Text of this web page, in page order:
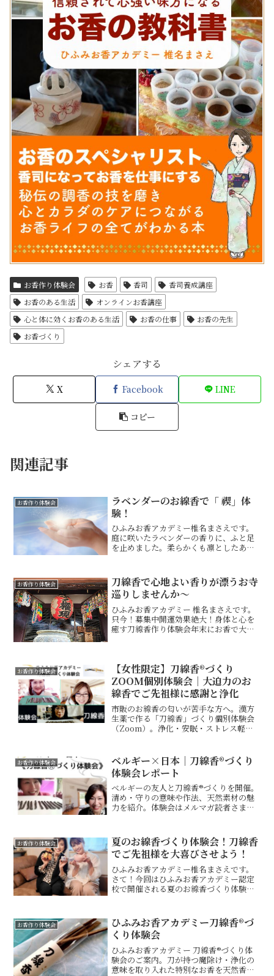
お香作り体験会 お香 香司
香司養成講座
お香のある生活
オンラインお香講座
心と体に効くお香のある生活
お香の仕事
お香の先生
お香づくり
シェアする
X Facebook LINE
コピー
関連記事
お香作り体験会
ラベンダーのお線香で「 禊」体
験！
ひふみお香アカデミー椎名まさえです。
庭に咲いたラベンダーの香りに、ふと足
を止めました。柔らかくも凛としたあの
は、そんな不思議な力があるように感じ
ました。そして、心を整える...
お香作り体験会
刀線香で心地よい香りが漂うお寺
巡りしませんか～
ひふみお香アカデミー 椎名まさえです。
只今！募集中開運効果絶大！身体と心を
癒す刀線香作り体験会年末にお香で大浄
(土)20：30...
お香作り体験会
【女性限定】刀線香®づくり
ZOOM個別体験会｜大迫力のお
線香でご先祖様に感謝と浄化
市販のお線香の匂いが苦手な方へ。漢方
生薬で作る「刀線香」づくり個別体験会
（Zoom）。浄化・安眠・ストレス軽減
お香作り体験会
ベルギー×日本｜刀線香®づくり
体験会レポート
ベルギーの友人と刀線香®づくりを開催。
清め・守りの意味や作法、天然素材の魅
力を紹介。体験会はメルマガ読者さま優
お香作り体験会
夏のお線香づくり体験会！刀線香
でご先祖様を大喜びさせよう！
ひふみお香アカデミー椎名まさえです。
さて！今回はひふみお香アカデミー認定
校で開催される夏のお線香づくり体験会
験会を紹介します。では、～恵理加先生
からのメッセージ～ま...
お香作り体験会
ひふみお香アカデミー刀線香®づ
くり体験会
ひふみお香アカデミー 刀線香®づくり体
験会のご案内。刀が持つ魔除け・浄化の
意味を取り入れた特別なお香を天然香原